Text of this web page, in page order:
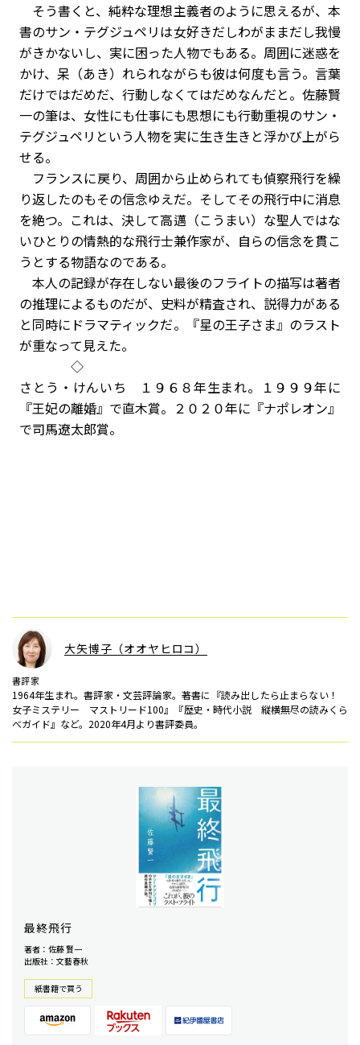
――そう書くと、純粋な理想主義者のように思えるが、本
書のサン・テグジュペリは女好きだしわがままだし我慢
がきかないし、実に困った人物でもある。周囲に迷惑を
かけ、呆（あき）れられながらも彼は何度も言う。言葉
だけではだめだ、行動しなくてはだめなんだと。佐藤賢
一の筆は、女性にも仕事にも思想にも行動重視のサン・
テグジュペリという人物を実に生き生きと浮かび上がら
せる。
フランスに戻り、周囲から止められても偵察飛行を繰
り返したのもその信念ゆえだ。そしてその飛行中に消息
を絶つ。これは、決して高邁（こうまい）な聖人ではな
いひとりの情熱的な飛行士兼作家が、自らの信念を貫こ
うとする物語なのである。
本人の記録が存在しない最後のフライトの描写は著者
の推理によるものだが、史料が精査され、説得力がある
と同時にドラマティックだ。『星の王子さま』のラスト
が重なって見えた。
◇
さとう・けんいち １９６８年生まれ。１９９９年に
『王妃の離婚』で直木賞。２０２０年に『ナポレオン』
で司馬遼太郎賞。
大矢博子（オオヤヒロコ）
書評家
1964年生まれ。書評家・文芸評論家。著書に『読み出したら止まらない！
女子ミステリー マストリード100』『歴史・時代小説 縦横無尽の読みくら
べガイド』など。2020年4月より書評委員。
最終飛行
著者：佐藤 賢一
出版社：文藝春秋
紙書籍で買う